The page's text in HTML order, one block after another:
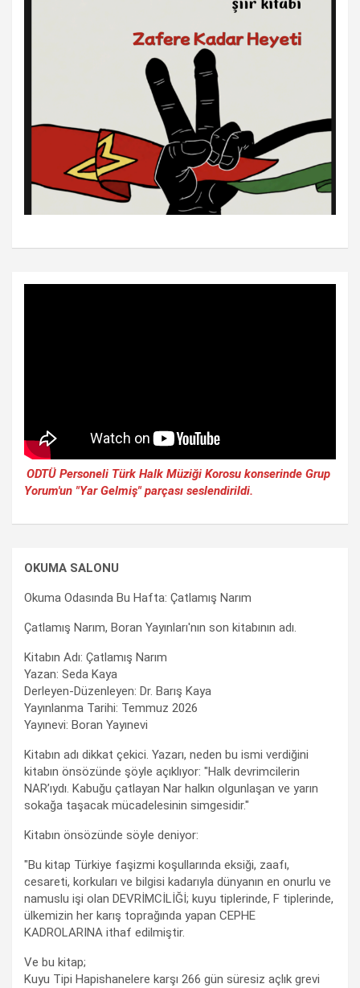
ODTÜ Personeli Türk Halk Müziği Korosu konserinde Grup
Yorum'un "Yar Gelmiş" parçası seslendirildi.
OKUMA SALONU
Okuma Odasında Bu Hafta: Çatlamış Narım
Çatlamış Narım, Boran Yayınları'nın son kitabının adı.
Kitabın Adı: Çatlamış Narım
Yazan: Seda Kaya
Derleyen-Düzenleyen: Dr. Barış Kaya
Yayınlanma Tarihi: Temmuz 2026
Yayınevi: Boran Yayınevi
Kitabın adı dikkat çekici. Yazarı, neden bu ismi verdiğini
kitabın önsözünde şöyle açıklıyor: "Halk devrimcilerin
NAR’ıydı. Kabuğu çatlayan Nar halkın olgunlaşan ve yarın
sokağa taşacak mücadelesinin simgesidir."
Kitabın önsözünde söyle deniyor:
"Bu kitap Türkiye faşizmi koşullarında eksiği, zaafı,
cesareti, korkuları ve bilgisi kadarıyla dünyanın en onurlu ve
namuslu işi olan DEVRİMCİLİĞİ; kuyu tiplerinde, F tiplerinde,
ülkemizin her karış toprağında yapan CEPHE
KADROLARINA ithaf edilmiştir.
Ve bu kitap;
Kuyu Tipi Hapishanelere karşı 266 gün süresiz açlık grevi